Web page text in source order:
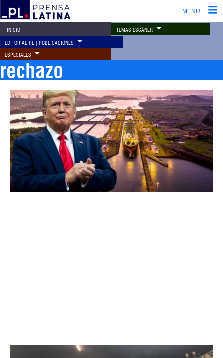
MENU
INICIO TEMAS ESCÁNER
EDITORIAL PL | PUBLICACIONES
ESPECIALES
rechazo